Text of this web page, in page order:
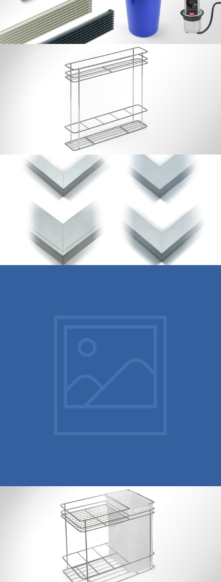
Botellero 15 / 20
Perfiles Puerta Aluminio
Botellero Panero 30 / 35 / 40